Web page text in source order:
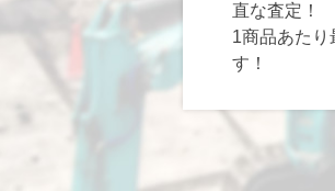
直な査定！
1商品あたり
す！